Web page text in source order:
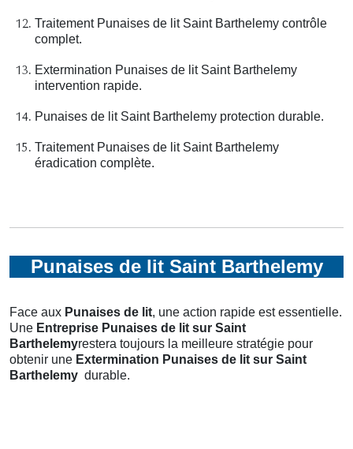
Traitement Punaises de lit Saint Barthelemy contrôle
complet.
Extermination Punaises de lit Saint Barthelemy
intervention rapide.
Punaises de lit Saint Barthelemy protection durable.
Traitement Punaises de lit Saint Barthelemy
éradication complète.
Punaises de lit Saint Barthelemy
Face aux Punaises de lit, une action rapide est essentielle.
Une Entreprise Punaises de lit sur Saint
Barthelemyrestera toujours la meilleure stratégie pour
obtenir une Extermination Punaises de lit sur Saint
Barthelemy durable.